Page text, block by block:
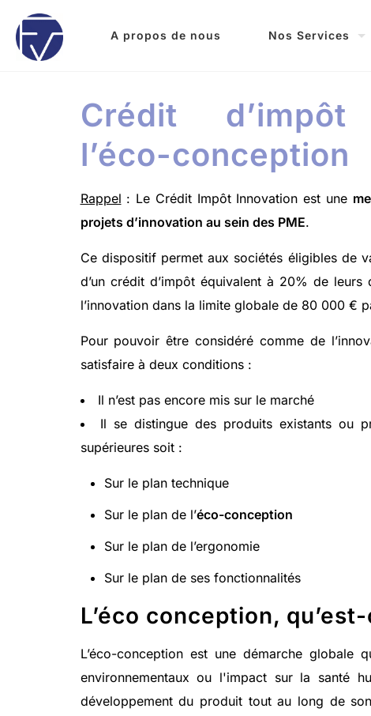
A propos de nous Nos Services
Crédit d’impôt
l’éco-conception
Rappel : Le Crédit Impôt Innovation est une
projets d’innovation au sein des PME.
Ce dispositif permet aux sociétés éligibles de
d’un crédit d’impôt équivalent à 20% de
l’innovation dans la limite globale de 80 000 €
Pour pouvoir être considéré comme de
satisfaire à deux conditions :
Il n’est pas encore mis sur le marché
Il se distingue des produits existants ou
supérieures soit :
Sur le plan technique
Sur le plan de l’éco-conception
Sur le plan de l’ergonomie
Sur le plan de ses fonctionnalités
L’éco conception,
L’éco-conception est une démarche globale
environnementaux ou l'impact sur la santé
développement du produit tout au long de